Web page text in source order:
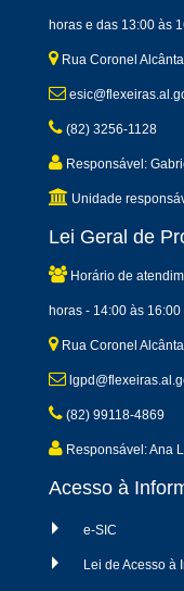
horas e das 13:00 às
Rua Coronel
(82) 3256-1128
Responsável:
Unidade
Lei Geral de
Horário de
horas - 14:00 às 16:00
Rua Coronel
(82) 99118-4869
Responsável: Ana
Acesso à
e-SIC
Lei de Acesso à